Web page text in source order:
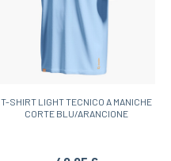
T-SHIRT LIGHT TECNICO A MANICHE
CORTE BLU/ARANCIONE